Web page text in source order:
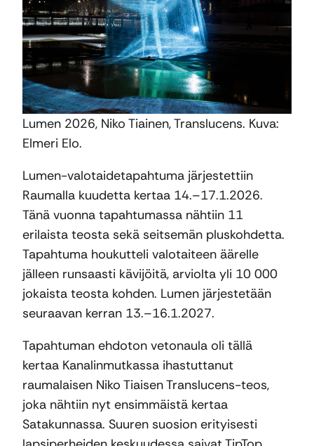
Lumen 2026, Niko Tiainen, Translucens. Kuva:
Elmeri Elo.
Lumen-valotaidetapahtuma järjestettiin
Raumalla kuudetta kertaa 14.–17.1.2026.
Tänä vuonna tapahtumassa nähtiin 11
erilaista teosta sekä seitsemän pluskohdetta.
Tapahtuma houkutteli valotaiteen äärelle
jälleen runsaasti kävijöitä, arviolta yli 10 000
jokaista teosta kohden. Lumen järjestetään
seuraavan kerran 13.–16.1.2027.
Tapahtuman ehdoton vetonaula oli tällä
kertaa Kanalinmutkassa ihastuttanut
raumalaisen Niko Tiaisen Translucens-teos,
joka nähtiin nyt ensimmäistä kertaa
Satakunnassa. Suuren suosion erityisesti